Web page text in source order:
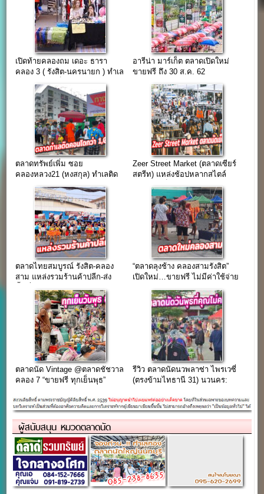
เปิดท้ายคลองถม เดอะ ธารา
คลอง 3 ( รังสิต-นครนายก ) ทำเล
อารีน่า มาร์เก็ต ตลาดเปิดใหม่
ขายฟรี ถึง 30 ส.ค. 62
ตลาดทรัพย์เพิ่ม ซอย
คลองหลวง21 (หงสกุล) ทำเลติด
Zeer Street Market (ตลาดเซียร์
สตรีท) แหล่งช้อปหลากสไตล์
ตลาดไทยสมบูรณ์ รังสิต-คลอง
สาม แหล่งรวมร้านค้าปลีก-ส่ง
“ตลาดลุงช้าง คลองสามรังสิต”
เปิดใหม่…ขายฟรี ไม่มีค่าใช้จ่าย
ตลาดนัด Vintage @ตลาดชัชวาล
คลอง 7 “ขายฟรี ทุกเย็นพุธ”
รีวิว ตลาดนัดนวพลาซ่า ไพรเวซี่
(ตรงข้ามไทธานี 31) นวนคร:
งาน พร้อมเจาะลึกทำเลทอง
ตลาดนัดวันพุธที่คุณไม่ควร
ผู้สนับสนุน หมวดตลาดนัด